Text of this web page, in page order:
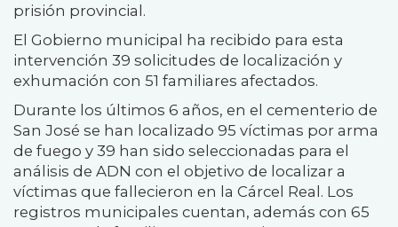
prisión provincial.
El Gobierno municipal ha recibido para esta
intervención 39 solicitudes de localización y
exhumación con 51 familiares afectados.
Durante los últimos 6 años, en el cementerio de
San José se han localizado 95 víctimas por arma
de fuego y 39 han sido seleccionadas para el
análisis de ADN con el objetivo de localizar a
víctimas que fallecieron en la Cárcel Real. Los
registros municipales cuentan, además con 65